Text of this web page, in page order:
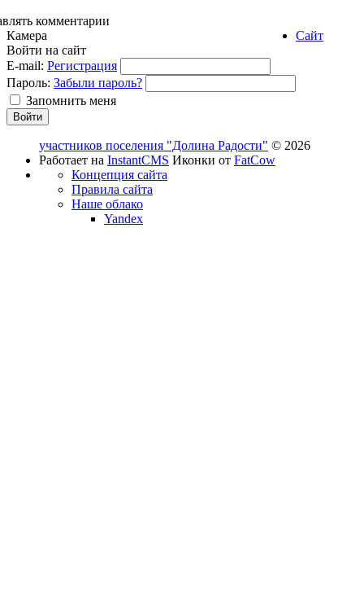
комментарии
Камера
Войти на сайт
E-mail: Регистрация
Пароль: Забыли пароль?
Запомнить меня
Сайт
участников поселения "Долина Радости" © 2026
Работает на InstantCMS Иконки от FatCow
Концепция сайта
Правила сайта
Наше облако
Yandex